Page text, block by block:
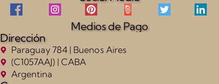
Medios de Pago
Dirección
Paraguay 784 | Buenos Aires
(C1057AAJ) | CABA
Argentina